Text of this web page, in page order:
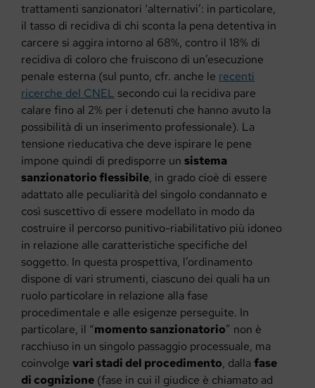
trattamenti sanzionatori ‘alternativi’: in particolare,
il tasso di recidiva di chi sconta la pena detentiva in
carcere si aggira intorno al 68%, contro il 18% di
recidiva di coloro che fruiscono di un’esecuzione
penale esterna (sul punto, cfr. anche le recenti
ricerche del CNEL secondo cui la recidiva pare
calare fino al 2% per i detenuti che hanno avuto la
possibilità di un inserimento professionale). La
tensione rieducativa che deve ispirare le pene
impone quindi di predisporre un sistema
sanzionatorio flessibile, in grado cioè di essere
adattato alle peculiarità del singolo condannato e
così suscettivo di essere modellato in modo da
costruire il percorso punitivo-riabilitativo più idoneo
in relazione alle caratteristiche specifiche del
soggetto. In questa prospettiva, l’ordinamento
dispone di vari strumenti, ciascuno dei quali ha un
ruolo particolare in relazione alla fase
procedimentale e alle esigenze perseguite. In
particolare, il “momento sanzionatorio” non è
racchiuso in un singolo passaggio processuale, ma
coinvolge vari stadi del procedimento, dalla fase
di cognizione (fase in cui il giudice è chiamato ad